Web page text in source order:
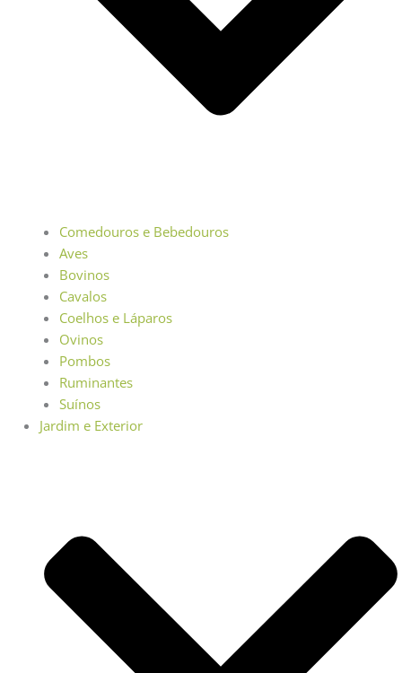
Comedouros e Bebedouros
Aves
Bovinos
Cavalos
Coelhos e Láparos
Ovinos
Pombos
Ruminantes
Suínos
Jardim e Exterior